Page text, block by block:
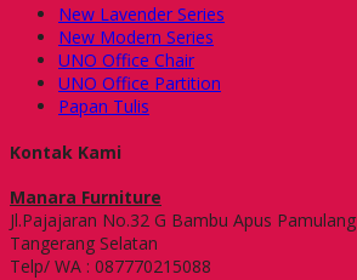
New Lavender Series
New Modern Series
UNO Office Chair
UNO Office Partition
Papan Tulis
Kontak Kami
Manara Furniture
Jl.Pajajaran No.32 G Bambu Apus Pamulang
Tangerang Selatan
Telp/ WA : 087770215088